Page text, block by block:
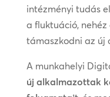
intézményi tudás
a fluktuáció,
támaszkodni az új
A munkahelyi
új alkalmazottak